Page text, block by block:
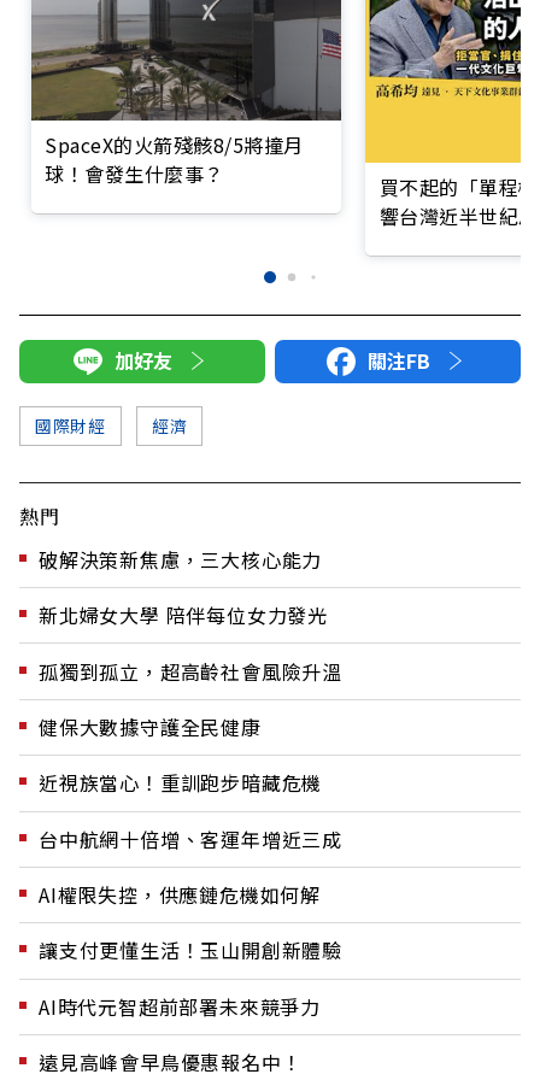
SpaceX的火箭殘骸8/5將撞月
球！會發生什麼事？
買不起的「單程
響台灣近半世紀
加好友 關注FB
國際財經 經濟
熱門
破解決策新焦慮，三大核心能力
新北婦女大學 陪伴每位女力發光
孤獨到孤立，超高齡社會風險升溫
健保大數據守護全民健康
近視族當心！重訓跑步暗藏危機
台中航網十倍增、客運年增近三成
AI權限失控，供應鏈危機如何解
讓支付更懂生活！玉山開創新體驗
AI時代元智超前部署未來競爭力
遠見高峰會早鳥優惠報名中！